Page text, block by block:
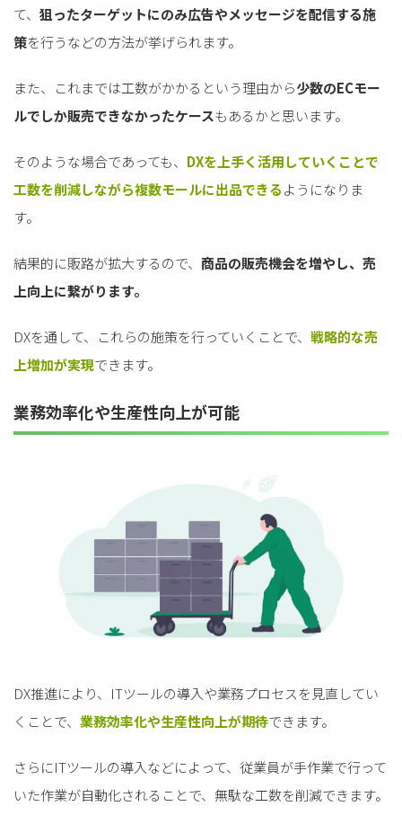
て、 狙ったターゲットにのみ広告やメッセージを配信する施
策を行うなどの方法が挙げられます。
また、これまでは工数がかかるという理由から少数のECモー
ルでしか販売できなかったケースもあるかと思います。
そのような場合であっても、 DXを上手く活用していくことで
工数を削減しながら複数モールに出品できるようになりま
す。
結果的に販路が拡大するので、 商品の販売機会を増やし、売
上向上に繋がります。
DXを通して、これらの施策を行っていくことで、 戦略的な売
上増加が実現できます。
業務効率化や生産性向上が可能
DX推進により、ITツールの導入や業務プロセスを見直してい
くことで、 業務効率化や生産性向上が期待できます。
さらにITツールの導入などによって、従業員が手作業で行って
いた作業が自動化されることで、無駄な工数を削減できます。